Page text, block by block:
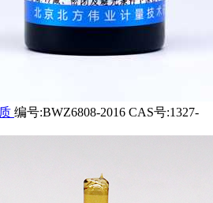
编号:BWZ6808-2016 CAS号:1327-